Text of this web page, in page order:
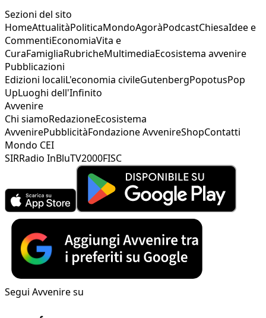
Sezioni del sito
HomeAttualitàPoliticaMondoAgoràPodcastChiesaIdee e
CommentiEconomiaVita e
CuraFamigliaRubricheMultimediaEcosistema avvenire
Pubblicazioni
Edizioni localiL'economia civileGutenbergPopotusPop
UpLuoghi dell'Infinito
Avvenire
Chi siamoRedazioneEcosistema
AvvenirePubblicitàFondazione AvvenireShopContatti
Mondo CEI
SIRRadio InBluTV2000FISC
Segui Avvenire su